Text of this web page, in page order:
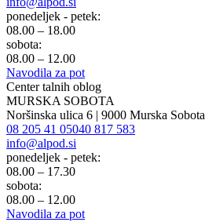
ponedeljek - petek:
08.00 – 18.00
sobota:
08.00 – 12.00
Navodila za pot
Center talnih oblog
MURSKA SOBOTA
Noršinska ulica 6 | 9000 Murska Sobota
08 205 41 05040 817 583
info@alpod.si
ponedeljek - petek:
08.00 – 17.30
sobota:
08.00 – 12.00
Navodila za pot